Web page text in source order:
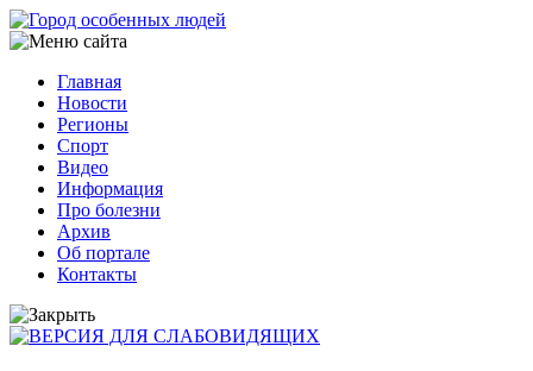
Перейти
к
содержанию
Основная
навигация
Главная
Новости
Регионы
Спорт
Видео
Информация
Про болезни
Архив
Об портале
Контакты